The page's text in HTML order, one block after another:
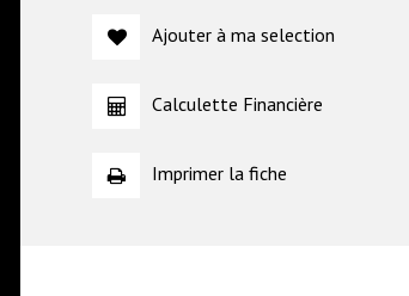
Ajouter à ma selection
Calculette Financière
Imprimer la fiche